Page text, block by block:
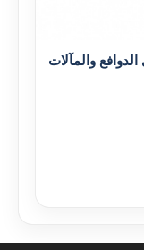
والمآلات